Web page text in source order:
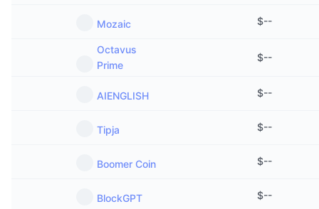
Mozaic $--
Octavus
Prime
$--
AIENGLISH $--
Tipja $--
Boomer Coin $--
BlockGPT $--